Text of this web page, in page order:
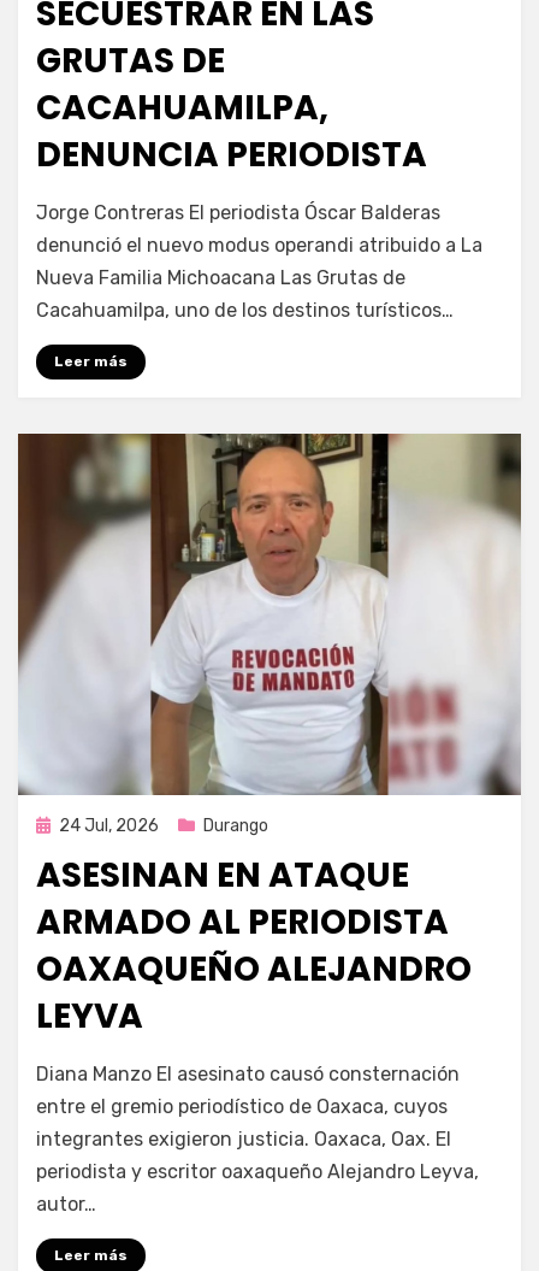
SECUESTRAR EN LAS
GRUTAS DE
CACAHUAMILPA,
DENUNCIA PERIODISTA
Fernando Miranda Servín
Jorge Contreras El periodista Óscar Balderas
denunció el nuevo modus operandi atribuido a La
Nueva Familia Michoacana Las Grutas de
Cacahuamilpa, uno de los destinos turísticos…
Leer más
Publicada
24 Jul, 2026 Durango
ASESINAN EN ATAQUE
ARMADO AL PERIODISTA
OAXAQUEÑO ALEJANDRO
LEYVA
Fernando Miranda Servín
Diana Manzo El asesinato causó consternación
entre el gremio periodístico de Oaxaca, cuyos
integrantes exigieron justicia. Oaxaca, Oax. El
periodista y escritor oaxaqueño Alejandro Leyva,
autor…
Leer más